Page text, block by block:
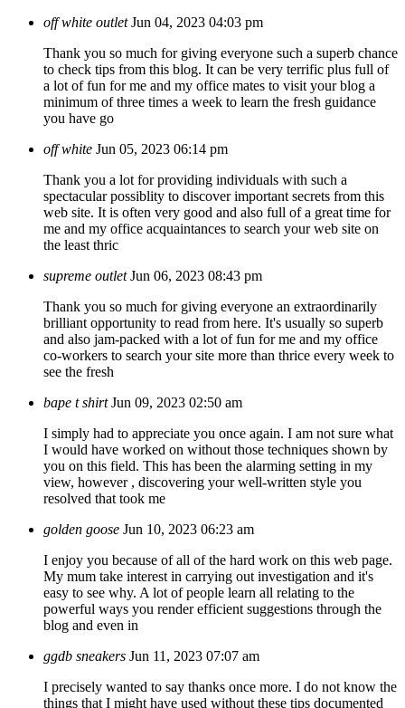
off white outlet Jun 04, 2023 04:03 pm
Thank you so much for giving everyone such a superb chance
to check tips from this blog. It can be very terrific plus full of
a lot of fun for me and my office mates to visit your blog a
minimum of three times a week to learn the fresh guidance
you have go
off white Jun 05, 2023 06:14 pm
Thank you a lot for providing individuals with such a
spectacular possiblity to discover important secrets from this
web site. It is often very good and also full of a great time for
me and my office acquaintances to search your web site on
the least thric
supreme outlet Jun 06, 2023 08:43 pm
Thank you so much for giving everyone an extraordinarily
brilliant opportunity to read from here. It's usually so superb
and also jam-packed with a lot of fun for me and my office
co-workers to search your site more than thrice every week to
see the fresh
bape t shirt Jun 09, 2023 02:50 am
I simply had to appreciate you once again. I am not sure what
I would have worked on without those techniques shown by
you on this field. This has been the alarming setting in my
view, however , discovering your well-written style you
resolved that took me
golden goose Jun 10, 2023 06:23 am
I enjoy you because of all of the hard work on this web page.
My mum take interest in carrying out investigation and it's
easy to see why. A lot of people learn all relating to the
powerful ways you render efficient suggestions through the
blog and even in
ggdb sneakers Jun 11, 2023 07:07 am
I precisely wanted to say thanks once more. I do not know the
things that I might have used without these tips documented